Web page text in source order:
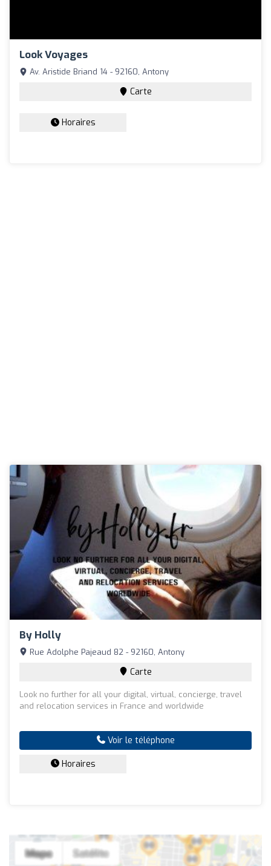
Look Voyages
Av. Aristide Briand 14 - 92160, Antony
Carte
Horaires
By Holly
Rue Adolphe Pajeaud 82 - 92160, Antony
Carte
Look no further for all your digital, virtual, concierge, travel
and relocation services in France and worldwide
Voir le téléphone
Horaires